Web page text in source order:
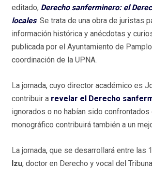
editado, Derecho sanferminero: el
locales. Se trata de una obra de juristas
información histórica y anécdotas y
publicada por el Ayuntamiento de
coordinación de la UPNA.
La jornada, cuyo director académico es
contribuir a revelar el Derecho
ignorados o no habían sido
monográfico contribuirá también a un
La jornada, que se desarrollará entre
Izu, doctor en Derecho y vocal del